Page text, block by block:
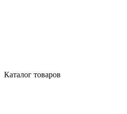
Каталог товаров